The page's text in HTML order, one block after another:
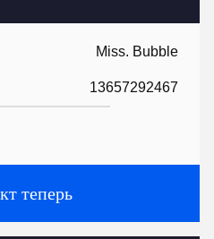
Miss. Bubble
13657292467
теперь